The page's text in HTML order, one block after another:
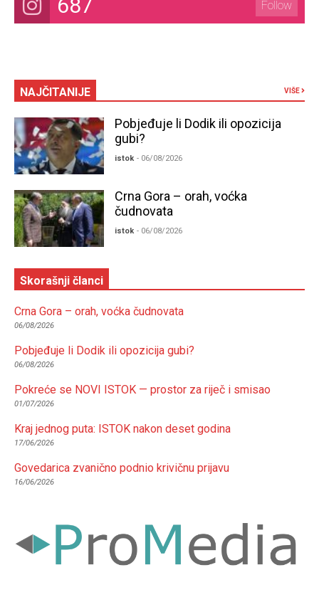
687 Follow
NAJČITANIJE VIŠE
Pobjeđuje li Dodik ili opozicija
gubi?
istok - 06/08/2026
Crna Gora – orah, voćka
čudnovata
istok - 06/08/2026
Skorašnji članci
Crna Gora – orah, voćka čudnovata
06/08/2026
Pobjeđuje li Dodik ili opozicija gubi?
06/08/2026
Pokreće se NOVI ISTOK — prostor za riječ i smisao
01/07/2026
Kraj jednog puta: ISTOK nakon deset godina
17/06/2026
Govedarica zvanično podnio krivičnu prijavu
16/06/2026